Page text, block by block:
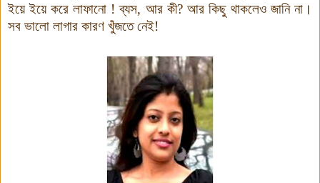
ইয়ে ইয়ে করে লাফানো ! ব্যস, আর কী? আর কিছু থাকলেও জানি না।
সব ভালো লাগার কারণ খুঁজতে নেই!